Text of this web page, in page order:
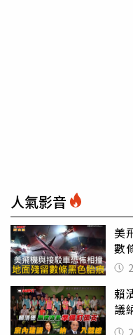
人氣影音
美
數
賴
議